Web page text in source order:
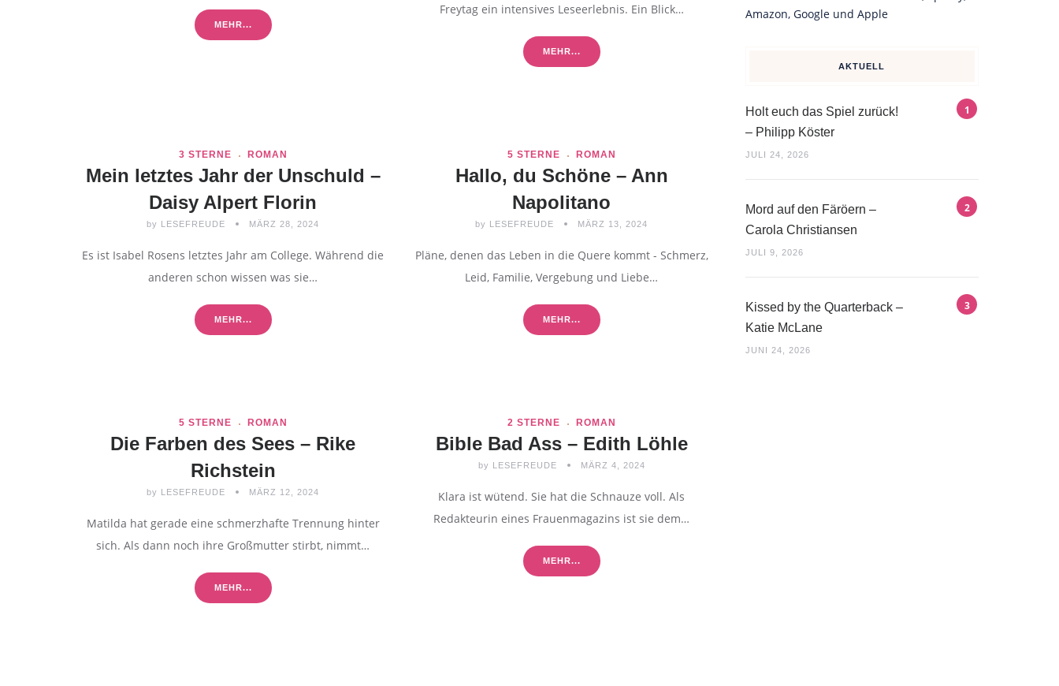
MEHR...
Freytag ein intensives Leseerlebnis. Ein Blick…
MEHR...
3 STERNE ROMAN
Mein letztes Jahr der Unschuld –
Daisy Alpert Florin
by LESEFREUDE MÄRZ 28, 2024
Es ist Isabel Rosens letztes Jahr am College. Während die
anderen schon wissen was sie…
MEHR...
5 STERNE ROMAN
Hallo, du Schöne – Ann
Napolitano
by LESEFREUDE MÄRZ 13, 2024
Pläne, denen das Leben in die Quere kommt - Schmerz,
Leid, Familie, Vergebung und Liebe…
MEHR...
5 STERNE ROMAN
Die Farben des Sees – Rike
Richstein
by LESEFREUDE MÄRZ 12, 2024
Matilda hat gerade eine schmerzhafte Trennung hinter
sich. Als dann noch ihre Großmutter stirbt, nimmt…
MEHR...
2 STERNE ROMAN
Bible Bad Ass – Edith Löhle
by LESEFREUDE MÄRZ 4, 2024
Klara ist wütend. Sie hat die Schnauze voll. Als
Redakteurin eines Frauenmagazins ist sie dem…
MEHR...
AKTUELL
Holt euch das Spiel zurück!
– Philipp Köster
JULI 24, 2026
Mord auf den Färöern –
Carola Christiansen
JULI 9, 2026
Kissed by the Quarterback –
Katie McLane
JUNI 24, 2026